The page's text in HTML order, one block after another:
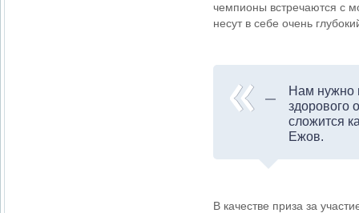
чемпионы встречаются с
несут в себе очень
Нам нужно
здорового
сложится
Ежов.
В качестве приза за